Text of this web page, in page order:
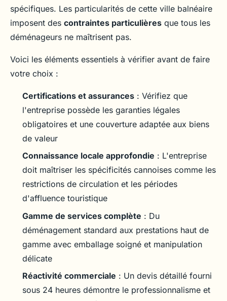
spécifiques. Les particularités de cette ville balnéaire
imposent des contraintes particulières que tous les
déménageurs ne maîtrisent pas.
Voici les éléments essentiels à vérifier avant de faire
votre choix :
Certifications et assurances : Vérifiez que
l'entreprise possède les garanties légales
obligatoires et une couverture adaptée aux biens
de valeur
Connaissance locale approfondie : L'entreprise
doit maîtriser les spécificités cannoises comme les
restrictions de circulation et les périodes
d'affluence touristique
Gamme de services complète : Du
déménagement standard aux prestations haut de
gamme avec emballage soigné et manipulation
délicate
Réactivité commerciale : Un devis détaillé fourni
sous 24 heures démontre le professionnalisme et